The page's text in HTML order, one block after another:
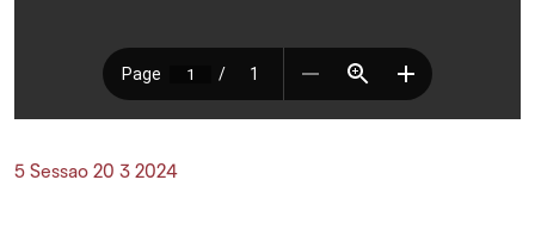
5 Sessao 20 3 2024